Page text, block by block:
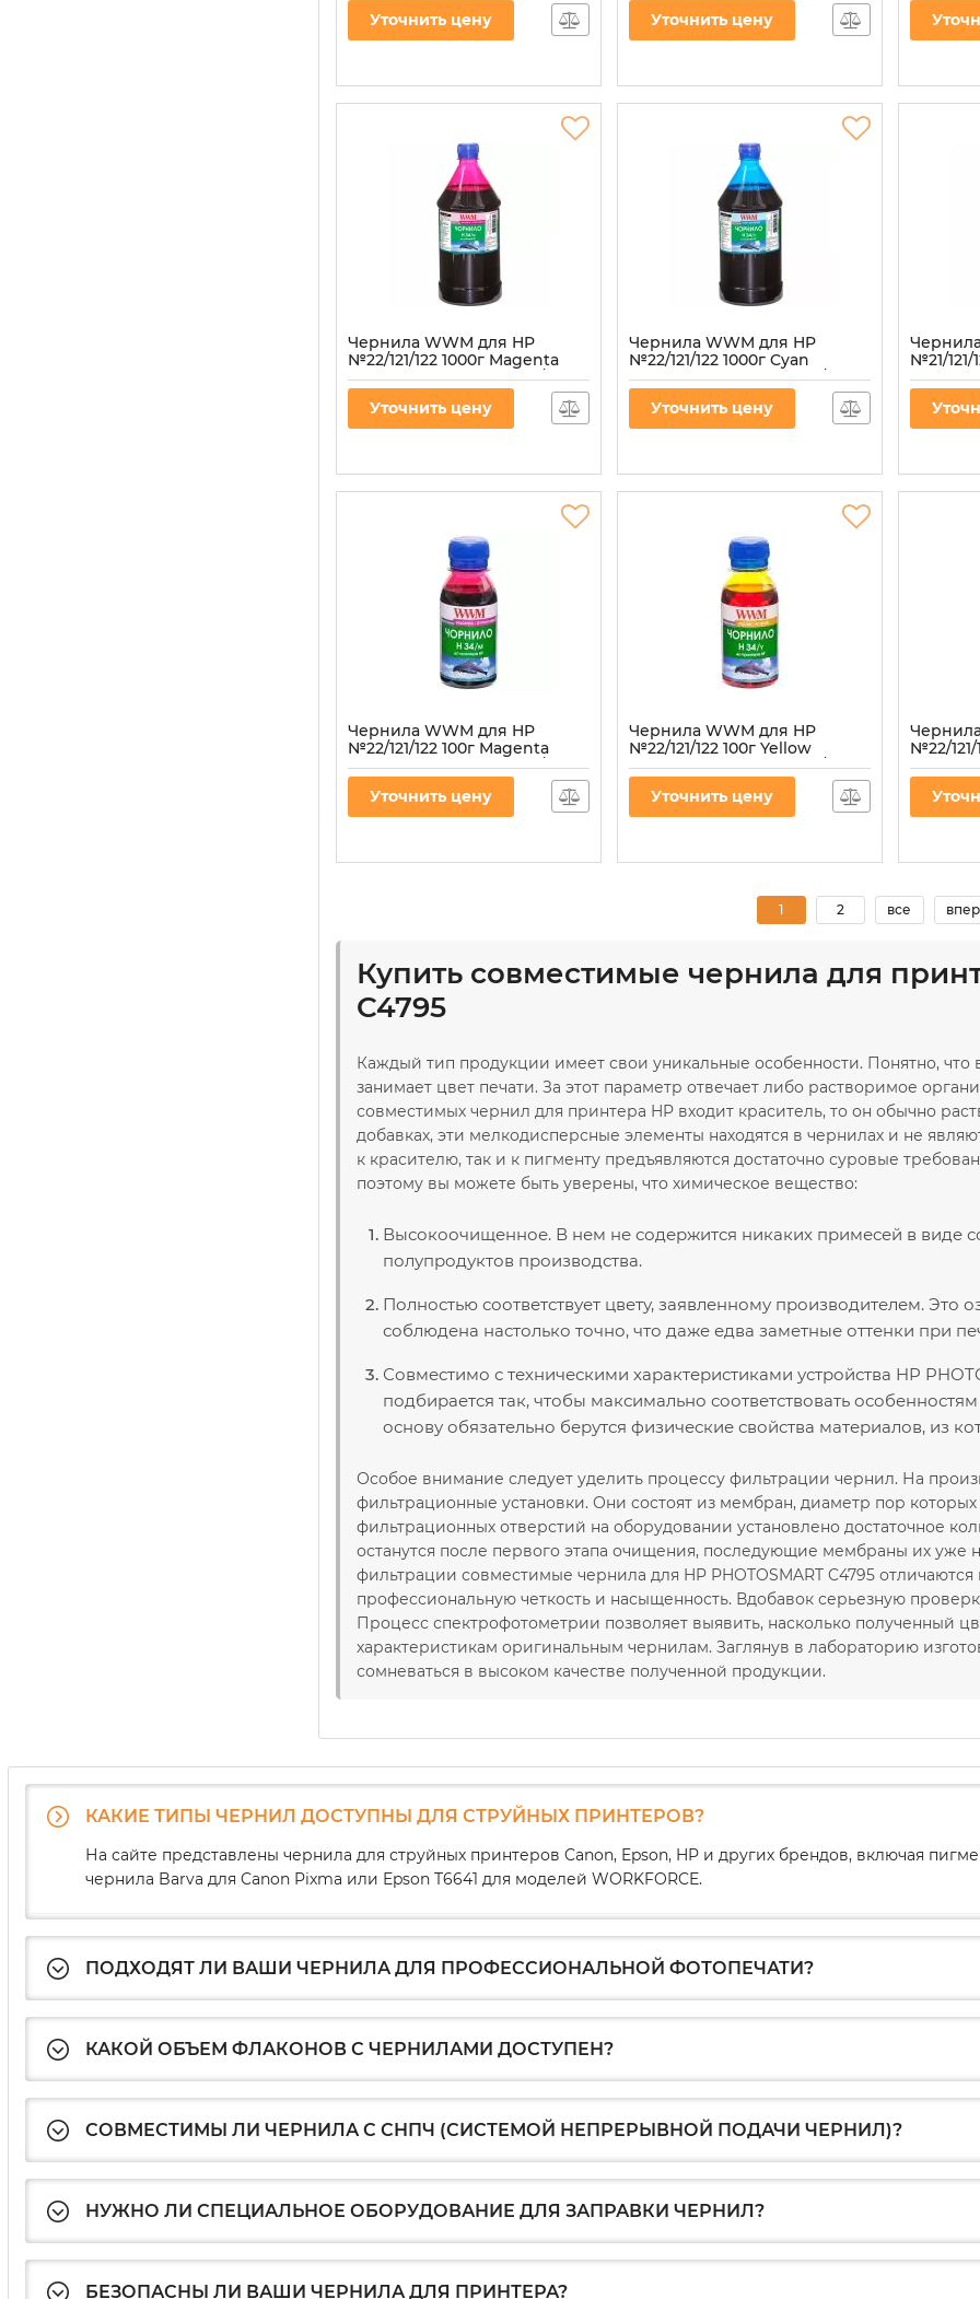
Уточнить цену Уточнить цену
Чернила WWM для HP
№22/121/122 1000г Magenta
водорастворимые (H34/M-4)
Уточнить цену
Чернила WWM для HP
№22/121/122 1000г Cyan
водорастворимые (H34/C-4)
Уточнить цену
№21/121/
Чернила WWM для HP
№22/121/122 100г Magenta
водорастворимые (H34/M-2)
Уточнить цену
Чернила WWM для HP
№22/121/122 100г Yellow
водорастворимые (H34/Y-2)
Уточнить цену
№22/121/
1 2 все
Купить совместимые чернила для
C4795
Каждый тип продукции имеет свои уникальные особенности. Понятно,
занимает цвет печати. За этот параметр отвечает либо растворимое
совместимых чернил для принтера HP входит краситель, то он обычно
добавках, эти мелкодисперсные элементы находятся в чернилах и не
к красителю, так и к пигменту предъявляются достаточно суровые
поэтому вы можете быть уверены, что химическое вещество:
Высокоочищенное. В нем не содержится никаких примесей в виде
полупродуктов производства.
Полностью соответствует цвету, заявленному производителем. Это
соблюдена настолько точно, что даже едва заметные оттенки при
Совместимо с техническими характеристиками устройства HP
подбирается так, чтобы максимально соответствовать
основу обязательно берутся физические свойства материалов, из
Особое внимание следует уделить процессу фильтрации чернил. На
фильтрационные установки. Они состоят из мембран, диаметр пор
фильтрационных отверстий на оборудовании установлено достаточное
останутся после первого этапа очищения, последующие мембраны их уже
фильтрации совместимые чернила для HP PHOTOSMART C4795
профессиональную четкость и насыщенность. Вдобавок серьезную
Процесс спектрофотометрии позволяет выявить, насколько полученный
характеристикам оригинальным чернилам. Заглянув в лабораторию
сомневаться в высоком качестве полученной продукции.
КАКИЕ ТИПЫ ЧЕРНИЛ ДОСТУПНЫ ДЛЯ СТРУЙНЫХ ПРИНТЕРОВ?
На сайте представлены чернила для струйных принтеров Canon, Epson, HP и других брендов, включая
чернила Barva для Canon Pixma или Epson T6641 для моделей WORKFORCE.
ПОДХОДЯТ ЛИ ВАШИ ЧЕРНИЛА ДЛЯ ПРОФЕССИОНАЛЬНОЙ ФОТОПЕЧАТИ?
КАКОЙ ОБЪЕМ ФЛАКОНОВ С ЧЕРНИЛАМИ ДОСТУПЕН?
СОВМЕСТИМЫ ЛИ ЧЕРНИЛА С СНПЧ (СИСТЕМОЙ НЕПРЕРЫВНОЙ ПОДАЧИ ЧЕРНИЛ)?
НУЖНО ЛИ СПЕЦИАЛЬНОЕ ОБОРУДОВАНИЕ ДЛЯ ЗАПРАВКИ ЧЕРНИЛ?
БЕЗОПАСНЫ ЛИ ВАШИ ЧЕРНИЛА ДЛЯ ПРИНТЕРА?